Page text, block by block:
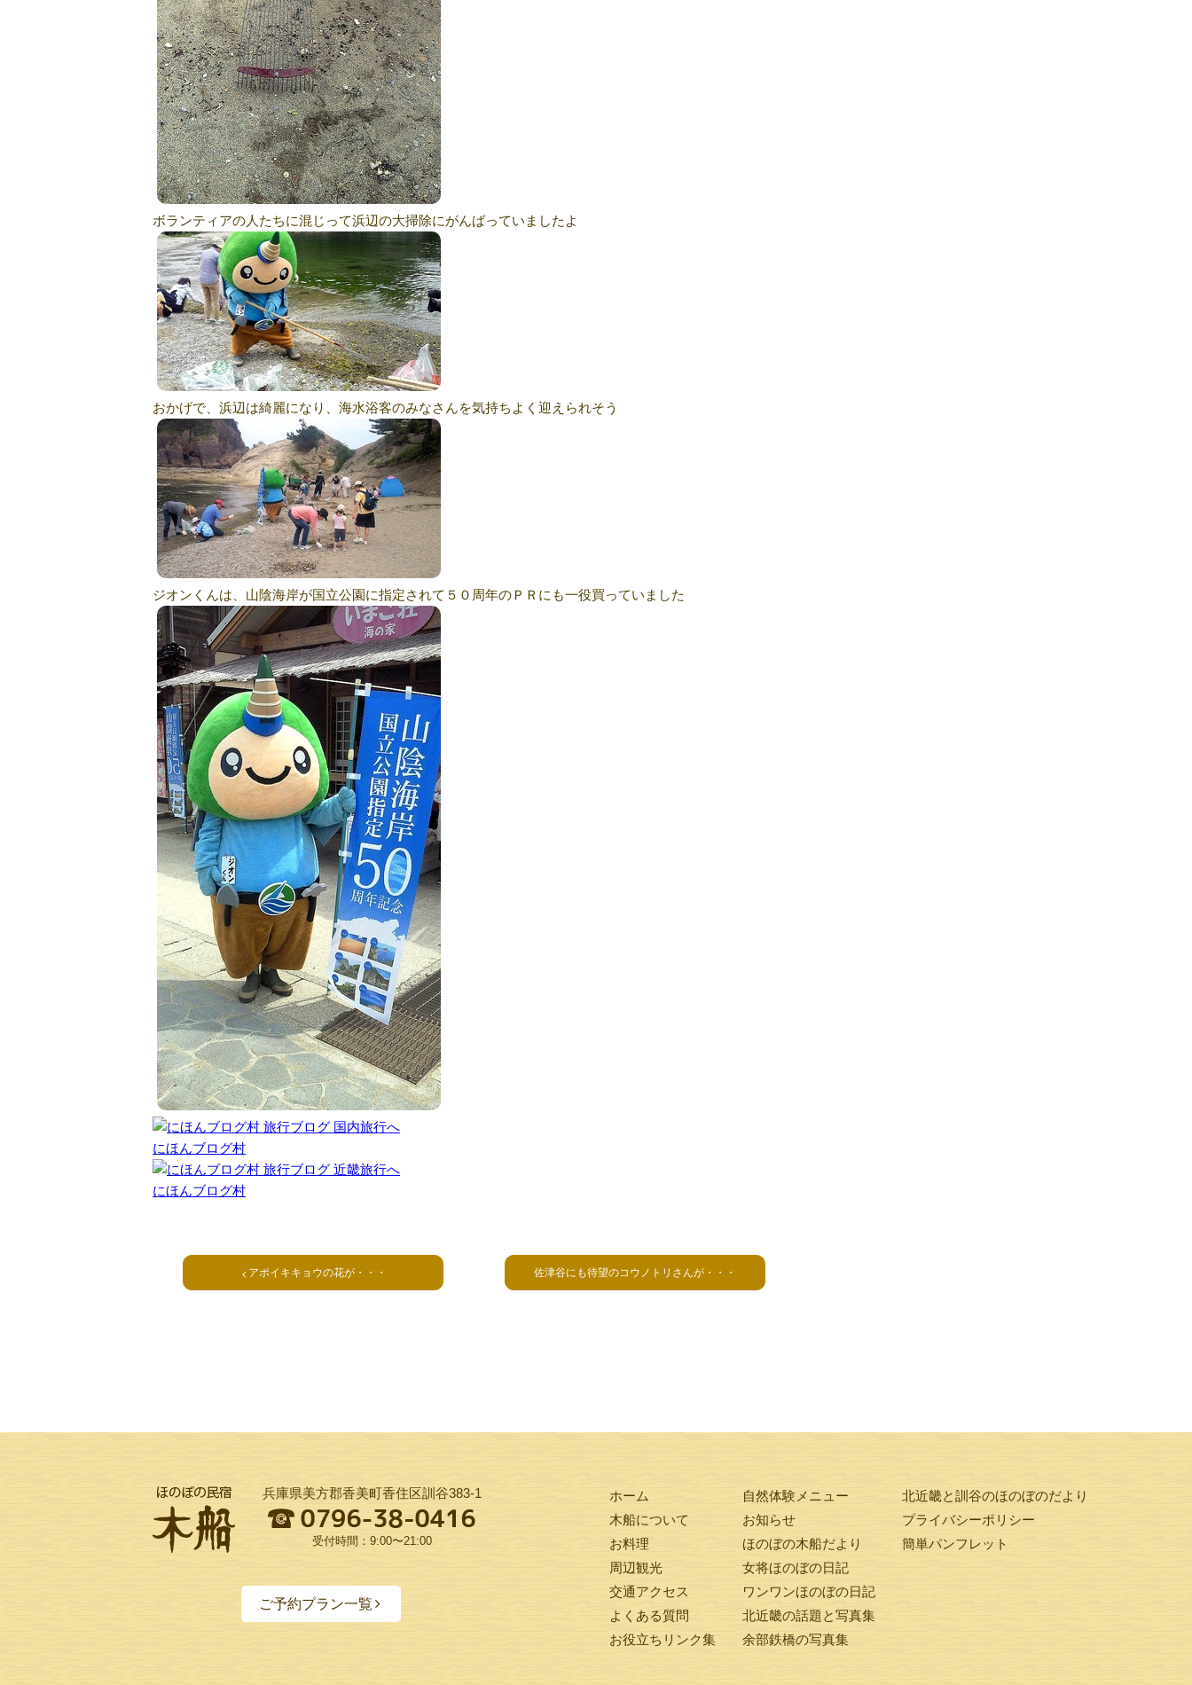
ボランティアの人たちに混じって浜辺の大掃除にがんばっていましたよ
おかげで、浜辺は綺麗になり、海水浴客のみなさんを気持ちよく迎えられそう
ジオンくんは、山陰海岸が国立公園に指定されて５０周年のＰＲにも一役買っていました
にほんブログ村
にほんブログ村
アポイキキョウの花が・・・ 佐津谷にも待望のコウノトリさんが・・・
兵庫県美方郡香美町香住区訓谷383-1
受付時間：9:00〜21:00
ご予約プラン一覧
ホーム
木船について
お料理
周辺観光
交通アクセス
よくある質問
お役立ちリンク集
自然体験メニュー
お知らせ
ほのぼの木船だより
女将ほのぼの日記
ワンワンほのぼの日記
北近畿の話題と写真集
余部鉄橋の写真集
北近畿と訓谷のほのぼのだより
プライバシーポリシー
簡単パンフレット